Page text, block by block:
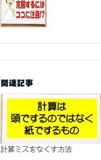
関連記事
計算ミスをなくす方法